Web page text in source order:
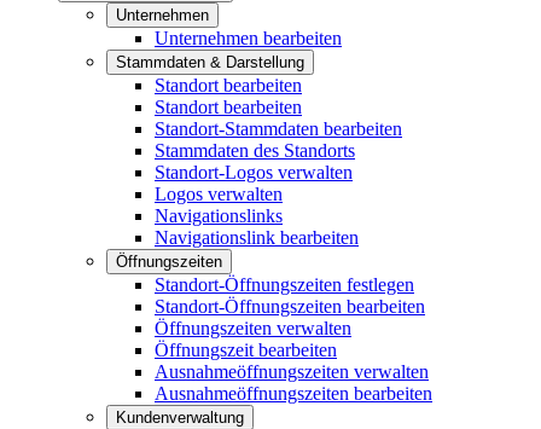
Unternehmen
Unternehmen bearbeiten
Stammdaten & Darstellung
Standort bearbeiten
Standort bearbeiten
Standort-Stammdaten bearbeiten
Stammdaten des Standorts
Standort-Logos verwalten
Logos verwalten
Navigationslinks
Navigationslink bearbeiten
Öffnungszeiten
Standort-Öffnungszeiten festlegen
Standort-Öffnungszeiten bearbeiten
Öffnungszeiten verwalten
Öffnungszeit bearbeiten
Ausnahmeöffnungszeiten verwalten
Ausnahmeöffnungszeiten bearbeiten
Kundenverwaltung